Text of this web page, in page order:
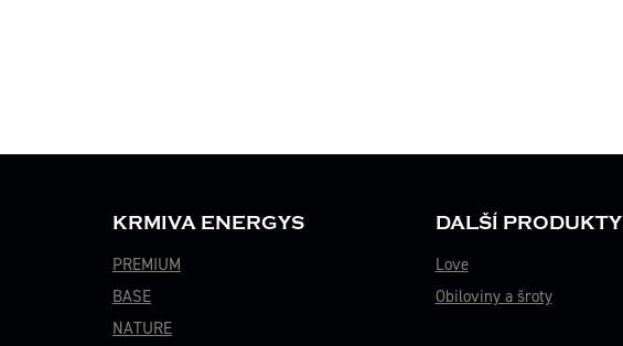
KRMIVA ENERGYS
PREMIUM
BASE
NATURE
DALŠÍ PRODUKTY
Love
Obiloviny a šroty